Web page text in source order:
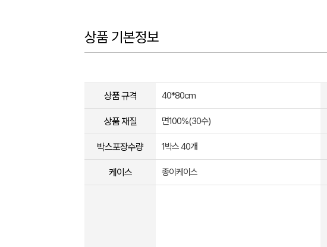
상품 기본정보
상품 규격 40*80cm
상품 재질 면100%(30수)
박스포장수량 1박스 40개
케이스 종이케이스